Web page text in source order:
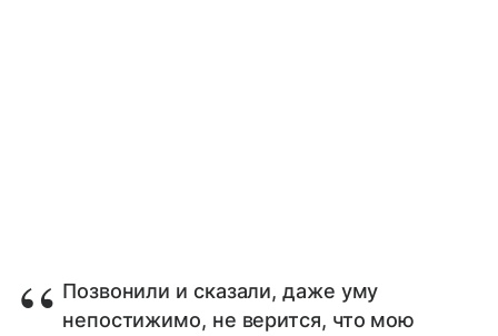
Позвонили и сказали, даже уму
непостижимо, не верится, что мою